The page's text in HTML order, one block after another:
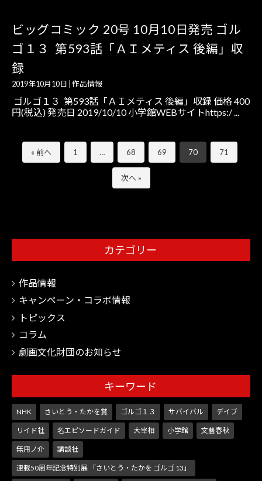
ビッグコミック 20号 10月10日発売 ゴル
ゴ１３ 第593話「ＡＩメティス 後編」収
録
2019年10月10日 作品情報
ゴルゴ１３ 第593話「ＡＩメティス 後編」収録 価格 400
円(税込) 発売日 2019/10/10 小学館WEBサイトhttps:/ ...
« 前へ 1 … 68 69 70 71
次へ »
カテゴリー
作品情報
キャンペーン・コラボ情報
トピックス
コラム
劇画文化財団のお知らせ
キーワード
NHK さいとう・たかを賞 ゴルゴ１３ サバイバル デイブ
リイド社 名エピソードガイド 大宰相 小学館 文藝春秋
無用ノ介 講談社
連載50周年記念特別展 「さいとう・たかを ゴルゴ 13」